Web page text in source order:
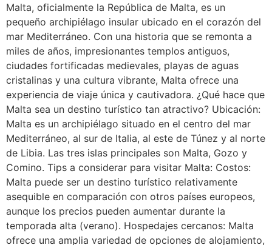
Malta, oficialmente la República de Malta, es un
pequeño archipiélago insular ubicado en el corazón del
mar Mediterráneo. Con una historia que se remonta a
miles de años, impresionantes templos antiguos,
ciudades fortificadas medievales, playas de aguas
cristalinas y una cultura vibrante, Malta ofrece una
experiencia de viaje única y cautivadora. ¿Qué hace que
Malta sea un destino turístico tan atractivo? Ubicación:
Malta es un archipiélago situado en el centro del mar
Mediterráneo, al sur de Italia, al este de Túnez y al norte
de Libia. Las tres islas principales son Malta, Gozo y
Comino. Tips a considerar para visitar Malta: Costos:
Malta puede ser un destino turístico relativamente
asequible en comparación con otros países europeos,
aunque los precios pueden aumentar durante la
temporada alta (verano). Hospedajes cercanos: Malta
ofrece una amplia variedad de opciones de alojamiento,